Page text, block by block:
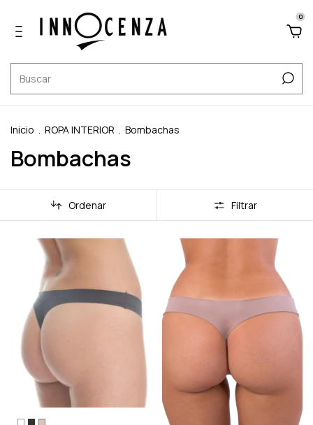
0
Inicio . ROPA INTERIOR . Bombachas
Bombachas
Ordenar Filtrar